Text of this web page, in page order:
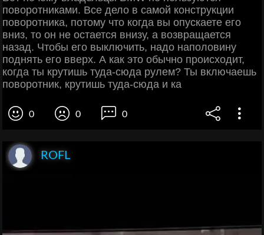
поворотниками. Все дело в самой конструкции
поворотника, потому что когда вы опускаете его
вниз, то он не остается внизу, а возвращается
назад. Чтобы его выключить, надо наполовину
поднять его вверх. А как это обычно происходит,
когда ты крутишь туда-сюда рулем? Ты включаешь
поворотник, крутишь туда-сюда и ка
0 0 0
ROFL